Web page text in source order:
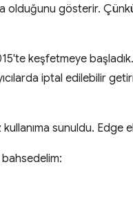
olduğunu gösterir.
keşfetmeye
iptal edilebilir
kullanıma sunuldu. Edge